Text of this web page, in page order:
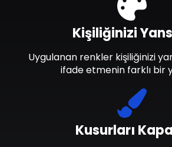
Kusurları
Kişiliğinizi
Uygulanan renkler kişiliğinizi
ifade etmenin farklı bir